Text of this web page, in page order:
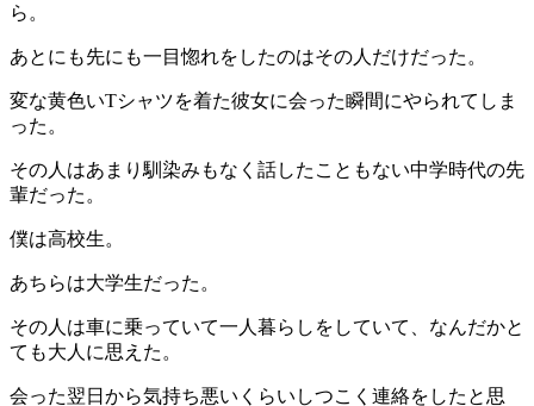
ら。
あとにも先にも一目惚れをしたのはその人だけだった。
変な黄色いTシャツを着た彼女に会った瞬間にやられてしま
った。
その人はあまり馴染みもなく話したこともない中学時代の先
輩だった。
僕は高校生。
あちらは大学生だった。
その人は車に乗っていて一人暮らしをしていて、なんだかと
ても大人に思えた。
会った翌日から気持ち悪いくらいしつこく連絡をしたと思